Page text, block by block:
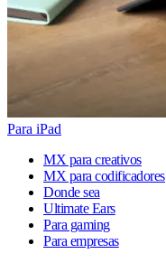
Para iPad
MX para creativos
MX para codificadores
Donde sea
Ultimate Ears
Para gaming
Para empresas